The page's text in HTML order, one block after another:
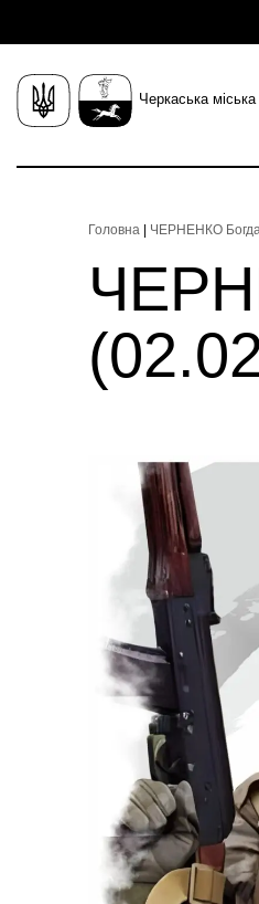
Черкаська
Головна ЧЕРНЕНКО